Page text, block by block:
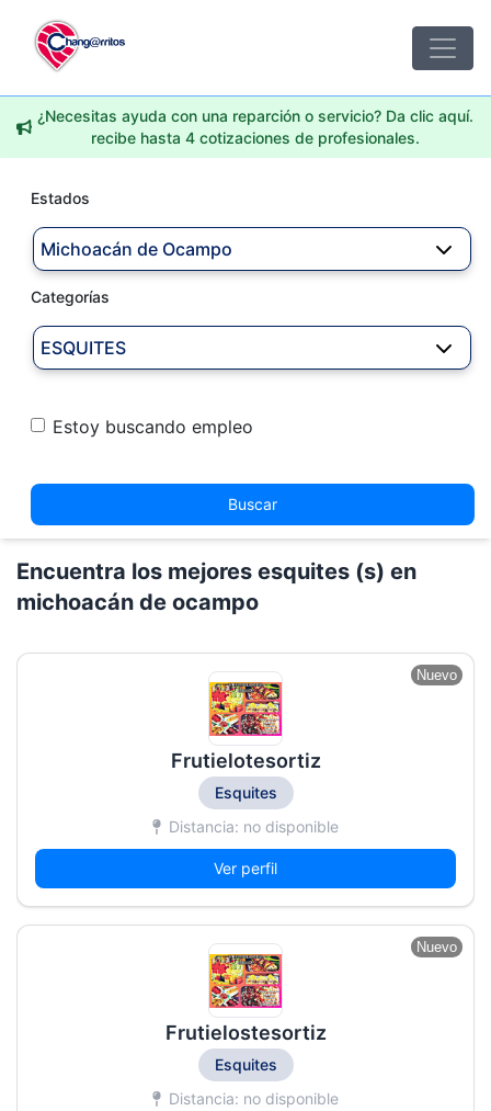
¿Necesitas ayuda con una reparción o servicio? Da clic aquí.
recibe hasta 4 cotizaciones de profesionales.
Estados
Michoacán de Ocampo
Categorías
ESQUITES
Estoy buscando empleo
Buscar
Encuentra los mejores esquites (s) en
michoacán de ocampo
Nuevo
Frutielotesortiz
Esquites
Distancia: no disponible
Ver perfil
Nuevo
Frutielostesortiz
Esquites
Distancia: no disponible